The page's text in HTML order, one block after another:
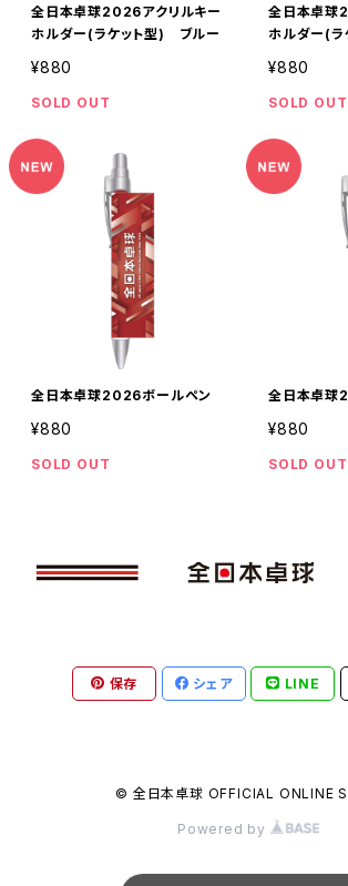
全日本卓球2026アクリルキー
ホルダー(ラケット型) ブルー
¥880
SOLD OUT
全日本卓球
ホルダー(
¥880
SOLD OUT
全日本卓球2026ボールペン
¥880
SOLD OUT
全日本卓球
¥880
SOLD OUT
保存 シェア LINE
© 全日本卓球 OFFICIAL ONLINE
Powered by